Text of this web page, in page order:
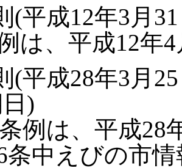
平成12年3月
は、平成12年
平成28年3月
)
例は、平成28
条中えびの市